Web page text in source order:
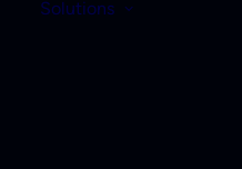
Solutions